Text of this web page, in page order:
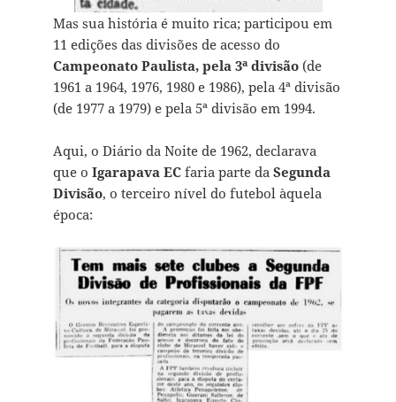
Mas sua história é muito rica; participou em
11 edições das divisões de acesso do
Campeonato Paulista, pela 3ª divisão(de
1961 a 1964, 1976, 1980 e 1986), pela 4ª divisão
(de 1977 a 1979) e pela 5ª divisão em 1994.
Aqui, o Diário da Noite de 1962, declarava
que o Igarapava ECfaria parte da Segunda
Divisão, o terceiro nível do futebol àquela
época: